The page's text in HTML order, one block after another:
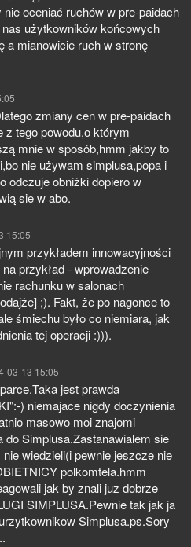
oceniać ruchów w pre-paidach
użytkowników końcowych
a mianowicie ruch w stronę
zmiany cen w pre-paidach
z tego powodu,o którym
mnie w sposób,hmm jakby to
nie używam simplusa,popa i
odczuje obniżki dopiero w
sie w abo.
15:05
przykładem innowacyjności
przykład - wprowadzenie
rachunku w salonach
;). Fakt, że po nagonce to
śmiechu było co niemiara, jak
tej operacji :))).
03-13 15:05
jest prawda
) niemajace nigdy doczynienia
masowo moi znajomi
do Simplusa.Zastanawialem sie
wiedzieli(i pewnie jeszcze nie
polkomtela.hmm
jak by znali juz dobrze
SIMPLUSA.Pewnie tak jak ja
Simplusa.ps.Sory